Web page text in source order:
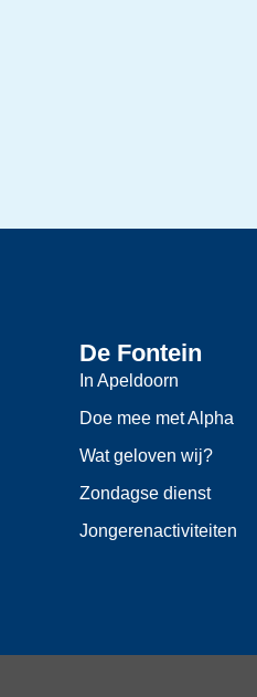
De Fontein
In Apeldoorn
Doe mee met Alpha
Wat geloven wij?
Zondagse dienst
Jongerenactiviteiten